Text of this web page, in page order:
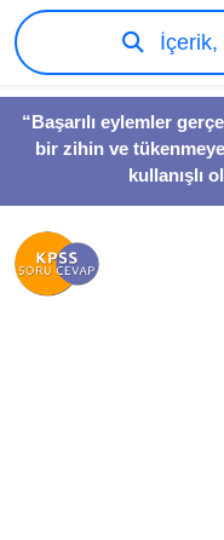
“Başarılı eylemler
bir zihin ve
kullanışlı
İçerik,